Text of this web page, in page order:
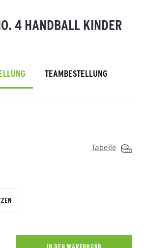
4 HANDBALL KINDER
TEAMBESTELLUNG
Tabelle
IN DEN WARENKORB